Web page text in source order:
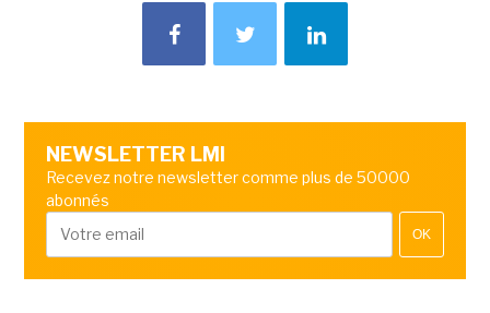
NEWSLETTER LMI
Recevez notre newsletter comme plus de 50000
abonnés
OK